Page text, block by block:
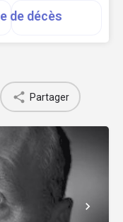
de décès
Partager